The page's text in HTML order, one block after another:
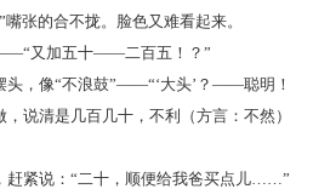
的合不拢。脸色又难看起来。
又加五十——二百五！？”
，像“不浪鼓”——“‘大头’？——聪明！
说清是几百几十，不利（方言：不然）
紧说：“二十，顺便给我爸买点儿……”